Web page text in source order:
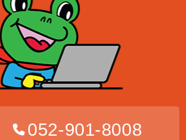
052-901-8008